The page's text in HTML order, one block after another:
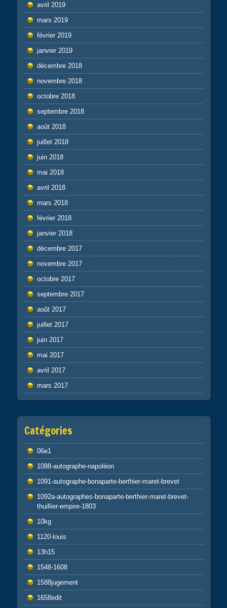
avril 2019
mars 2019
février 2019
janvier 2019
décembre 2018
novembre 2018
octobre 2018
septembre 2018
août 2018
juillet 2018
juin 2018
mai 2018
avril 2018
mars 2018
février 2018
janvier 2018
décembre 2017
novembre 2017
octobre 2017
septembre 2017
août 2017
juillet 2017
juin 2017
mai 2017
avril 2017
mars 2017
Catégories
06e1
1088-autographe-napoléon
1091-autographe-bonaparte-berthier-maret-brevet
1092a-autographes-bonaparte-berthier-maret-brevet-
thuillier-empire-1803
10kg
1120-louis
13h15
1548-1608
1588jugement
1658edit